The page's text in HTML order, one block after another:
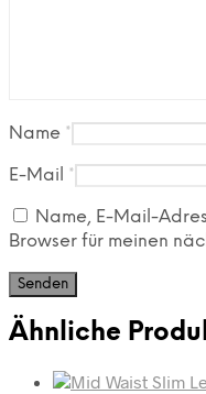
Name *
E-Mail *
Name, E-Mail-
Browser für meinen
Ähnliche